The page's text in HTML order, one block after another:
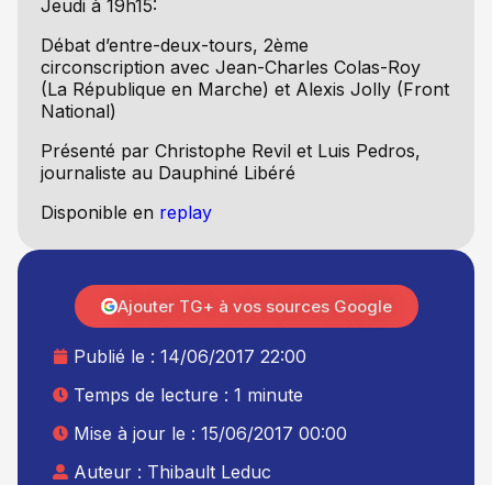
Jeudi à 19h15:
Débat d’entre-deux-tours, 2ème
circonscription avec Jean-Charles Colas-Roy
(La République en Marche) et Alexis Jolly (Front
National)
Présenté par Christophe Revil et Luis Pedros,
journaliste au Dauphiné Libéré
Disponible en replay
Publié le : 14/06/2017 22:00
Temps de lecture : 1 minute
Mise à jour le : 15/06/2017 00:00
Auteur : Thibault Leduc
Ajouter TG+ à vos sources Google